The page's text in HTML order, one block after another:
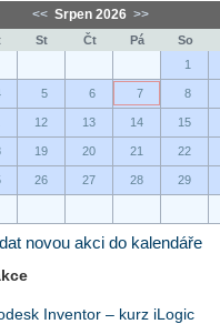
<< Srpen 2026 >>
St Čt Pá So
1
5 6 7 8
12 13 14 15
19 20 21 22
26 27 28 29
novou akci do kalendáře
Inventor – kurz iLogic